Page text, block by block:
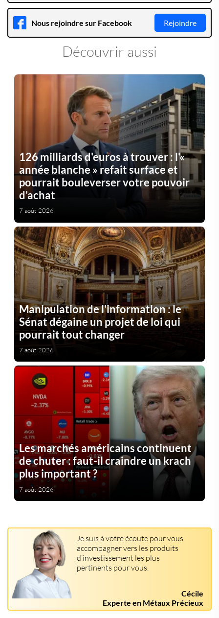
Nous rejoindre sur Facebook Rejoindre
Découvrir aussi
126 milliards d'euros à trouver : l'«
année blanche » refait surface et
pourrait bouleverser votre pouvoir
d'achat
7 août 2026
Manipulation de l'information : le
Sénat dégaine un projet de loi qui
pourrait tout changer
7 août 2026
Les marchés américains continuent
de chuter : faut-il craindre un krach
plus important ?
7 août 2026
Je suis à votre écoute pour vous
accompagner vers les produits
d’investissement les plus
pertinents pour vous.
Cécile
Experte en Métaux Précieux